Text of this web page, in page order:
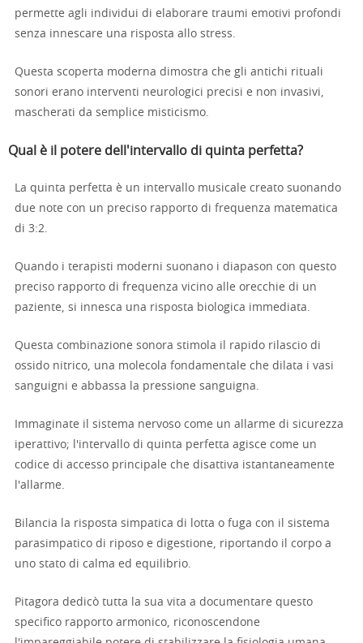
permette agli individui di elaborare traumi emotivi profondi
senza innescare una risposta allo stress.
Questa scoperta moderna dimostra che gli antichi rituali
sonori erano interventi neurologici precisi e non invasivi,
mascherati da semplice misticismo.
Qual è il potere dell'intervallo di quinta perfetta?
La quinta perfetta è un intervallo musicale creato suonando
due note con un preciso rapporto di frequenza matematica
di 3:2.
Quando i terapisti moderni suonano i diapason con questo
preciso rapporto di frequenza vicino alle orecchie di un
paziente, si innesca una risposta biologica immediata.
Questa combinazione sonora stimola il rapido rilascio di
ossido nitrico, una molecola fondamentale che dilata i vasi
sanguigni e abbassa la pressione sanguigna.
Immaginate il sistema nervoso come un allarme di sicurezza
iperattivo; l'intervallo di quinta perfetta agisce come un
codice di accesso principale che disattiva istantaneamente
l'allarme.
Bilancia la risposta simpatica di lotta o fuga con il sistema
parasimpatico di riposo e digestione, riportando il corpo a
uno stato di calma ed equilibrio.
Pitagora dedicò tutta la sua vita a documentare questo
specifico rapporto armonico, riconoscendone